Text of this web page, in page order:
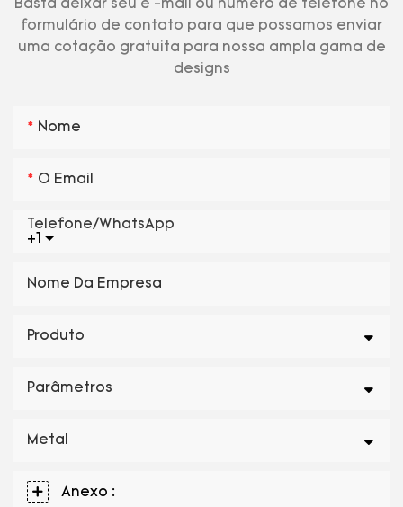
Basta deixar seu e -mail ou número de telefone no
formulário de contato para que possamos enviar
uma cotação gratuita para nossa ampla gama de
designs
Nome
O Email
+1
Telefone/WhatsApp
Nome Da Empresa
Produto
Parâmetros
Metal
Anexo :